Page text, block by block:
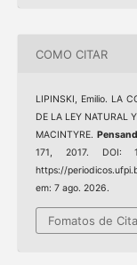
COMO CITAR
LIPINSKI, Emilio. LA
DE LA LEY NATURAL
MACINTYRE.
171, 2017. DOI:
https://
em: 7 ago. 2026.
Fomatos de